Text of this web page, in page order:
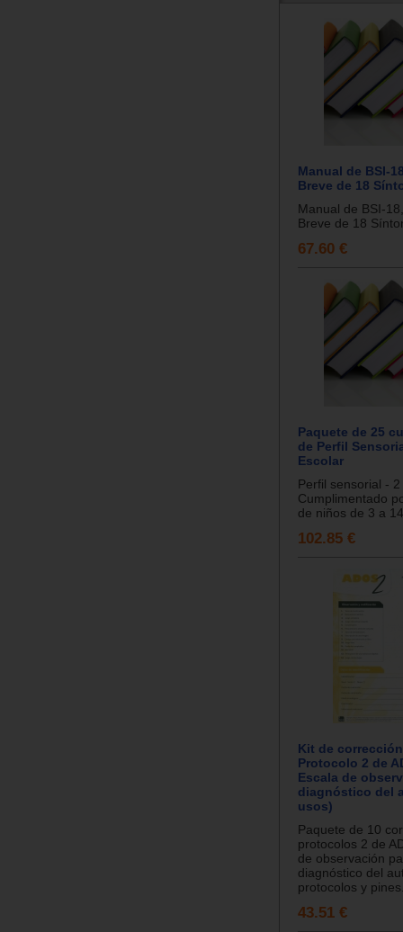
Manual de BSI-
Breve de 18
Manual de BSI-
Breve de 18
67.60 €
Paquete de 25
de Perfil
Escolar
Perfil sensorial -
Cumplimentado
de niños de 3 a
102.85 €
Kit de
Protocolo 2 de
Escala de
diagnóstico del
usos)
Paquete de 10
protocolos 2 de
de observación
diagnóstico del
protocolos y
43.51 €